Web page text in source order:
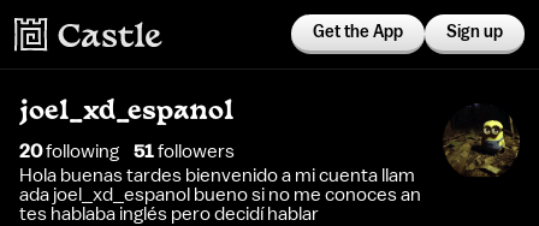
Get the App Sign up
joel_xd_espanol
20following 51followers
Hola buenas tardes bienvenido a mi cuenta llam
ada joel_xd_espanol bueno si no me conoces an
tes hablaba inglés pero decidí hablar